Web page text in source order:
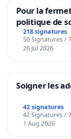
Pour la
politique de
218 signatures
50 Signatures /
26 Jul 2026
Soigner les
42 signatures
42 Signatures /
1 Aug 2026